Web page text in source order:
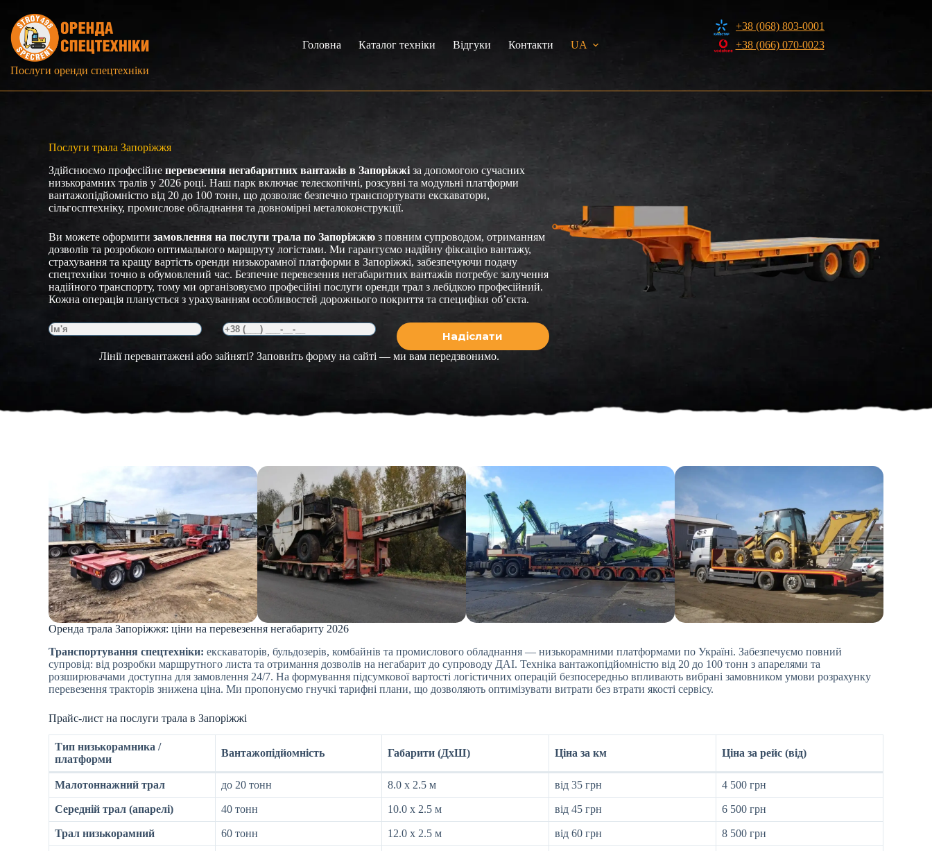
вмісту
Послуги оренди спецтехніки
Головна Каталог техніки Відгуки Контакти UA
+38 (068) 803-0001
+38 (066) 070-0023
Послуги трала Запоріжжя
Здійснюємо професійне перевезення негабаритних вантажів в Запоріжжі за допомогою сучасних
низькорамних тралів у 2026 році. Наш парк включає телескопічні, розсувні та модульні платформи
вантажопідйомністю від 20 до 100 тонн, що дозволяє безпечно транспортувати екскаватори,
сільгосптехніку, промислове обладнання та довномірні металоконструкції.
Ви можете оформити замовлення на послуги трала по Запоріжжю з повним супроводом, отриманням
дозволів та розробкою оптимального маршруту логістами. Ми гарантуємо надійну фіксацію вантажу,
страхування та кращу вартість оренди низькорамної платформи в Запоріжжі, забезпечуючи подачу
спецтехніки точно в обумовлений час. Безпечне перевезення негабаритних вантажів потребує залучення
надійного транспорту, тому ми організовуємо професійні послуги оренди трал з лебідкою професійний.
Кожна операція планується з урахуванням особливостей дорожнього покриття та специфіки об’єкта.
Лінії перевантажені або зайняті? Заповніть форму на сайті — ми вам передзвонимо.
Оренда трала Запоріжжя: ціни на перевезення негабариту 2026
Транспортування спецтехніки: екскаваторів, бульдозерів, комбайнів та промислового обладнання — низькорамними платформами по Україні. Забезпечуємо повний
супровід: від розробки маршрутного листа та отримання дозволів на негабарит до супроводу ДАІ. Техніка вантажопідйомністю від 20 до 100 тонн з апарелями та
розширювачами доступна для замовлення 24/7. На формування підсумкової вартості логістичних операцій безпосередньо впливають вибрані замовником умови розрахунку
перевезення тракторів знижена ціна. Ми пропонуємо гнучкі тарифні плани, що дозволяють оптимізувати витрати без втрати якості сервісу.
Прайс-лист на послуги трала в Запоріжжі
Тип низькорамника /
платформи
Вантажопідйомність Габарити (ДхШ) Ціна за км Ціна за рейс (від)
Малотоннажний трал до 20 тонн 8.0 х 2.5 м від 35 грн 4 500 грн
Середній трал (апарелі) 40 тонн 10.0 х 2.5 м від 45 грн 6 500 грн
Трал низькорамний 60 тонн 12.0 х 2.5 м від 60 грн 8 500 грн